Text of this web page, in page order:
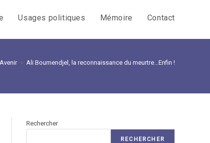
Usages politiques Mémoire Contact
> Ali Boumendjel, la reconnaissance du meurtre…Enfin !
Rechercher
RECHERCHER